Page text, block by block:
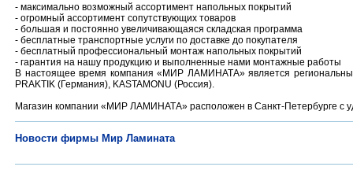
- максимально возможный ассортимент напольных покрытий
- огромный ассортимент сопутствующих товаров
- большая и постоянно увеличивающаяся складская программа
- бесплатные транспортные услуги по доставке до покупателя
- бесплатный профессиональный монтаж напольных покрытий
- гарантия на нашу продукцию и выполненные нами монтажные работы
В настоящее время компания «МИР ЛАМИНАТА» является
PRAKTIK (Германия), KASTAMONU (Россия).
Магазин компании «МИР ЛАМИНАТА» расположен в Санкт-Петербурге с
Новости фирмы Мир Ламината